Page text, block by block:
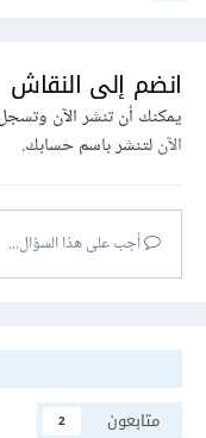
اللي بيدخلها المستخدمين.
وتخلّيه يرد على
انضم إلى النقاش
يمكنك أن تنشر الآن
الآنلتنشر باسم حسابك.
أجب على هذا السؤال...
متابعون
2